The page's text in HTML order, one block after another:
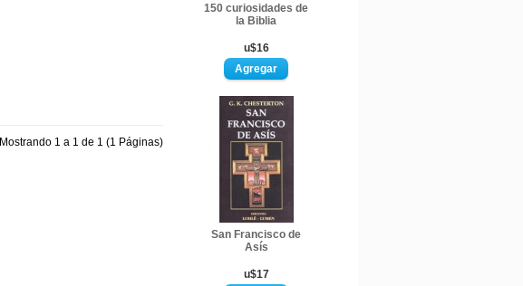
150 curiosidades de
la Biblia
u$16
San Francisco de
Asís
u$17
Mostrando 1 a 1 de 1 (1 Páginas)